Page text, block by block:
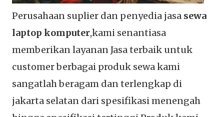
Perusahaan suplier dan penyedia jasa sewa
laptop komputer,kami senantiasa
memberikan layanan Jasa terbaik untuk
customer berbagai produk sewa kami
sangatlah beragam dan terlengkap di
jakarta selatan dari spesifikasi menengah